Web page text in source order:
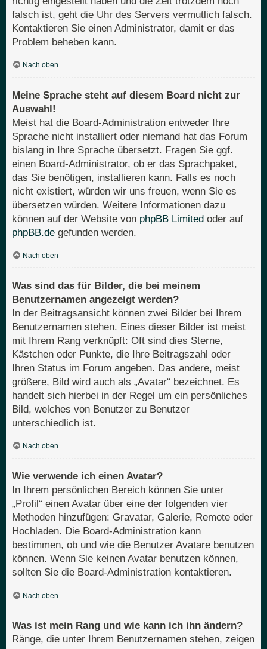
falsch ist, geht die Uhr des Servers vermutlich falsch.
Kontaktieren Sie einen Administrator, damit er das
Problem beheben kann.
Nach oben
Meine Sprache steht auf diesem Board nicht zur
Auswahl!
Meist hat die Board-Administration entweder Ihre
Sprache nicht installiert oder niemand hat das Forum
bislang in Ihre Sprache übersetzt. Fragen Sie ggf.
einen Board-Administrator, ob er das Sprachpaket,
das Sie benötigen, installieren kann. Falls es noch
nicht existiert, würden wir uns freuen, wenn Sie es
übersetzen würden. Weitere Informationen dazu
können auf der Website von phpBB Limited oder auf
phpBB.de gefunden werden.
Nach oben
Was sind das für Bilder, die bei meinem
Benutzernamen angezeigt werden?
In der Beitragsansicht können zwei Bilder bei Ihrem
Benutzernamen stehen. Eines dieser Bilder ist meist
mit Ihrem Rang verknüpft: Oft sind dies Sterne,
Kästchen oder Punkte, die Ihre Beitragszahl oder
Ihren Status im Forum angeben. Das andere, meist
größere, Bild wird auch als „Avatar“ bezeichnet. Es
handelt sich hierbei in der Regel um ein persönliches
Bild, welches von Benutzer zu Benutzer
unterschiedlich ist.
Nach oben
Wie verwende ich einen Avatar?
In Ihrem persönlichen Bereich können Sie unter
„Profil“ einen Avatar über eine der folgenden vier
Methoden hinzufügen: Gravatar, Galerie, Remote oder
Hochladen. Die Board-Administration kann
bestimmen, ob und wie die Benutzer Avatare benutzen
können. Wenn Sie keinen Avatar benutzen können,
sollten Sie die Board-Administration kontaktieren.
Nach oben
Was ist mein Rang und wie kann ich ihn ändern?
Ränge, die unter Ihrem Benutzernamen stehen, zeigen